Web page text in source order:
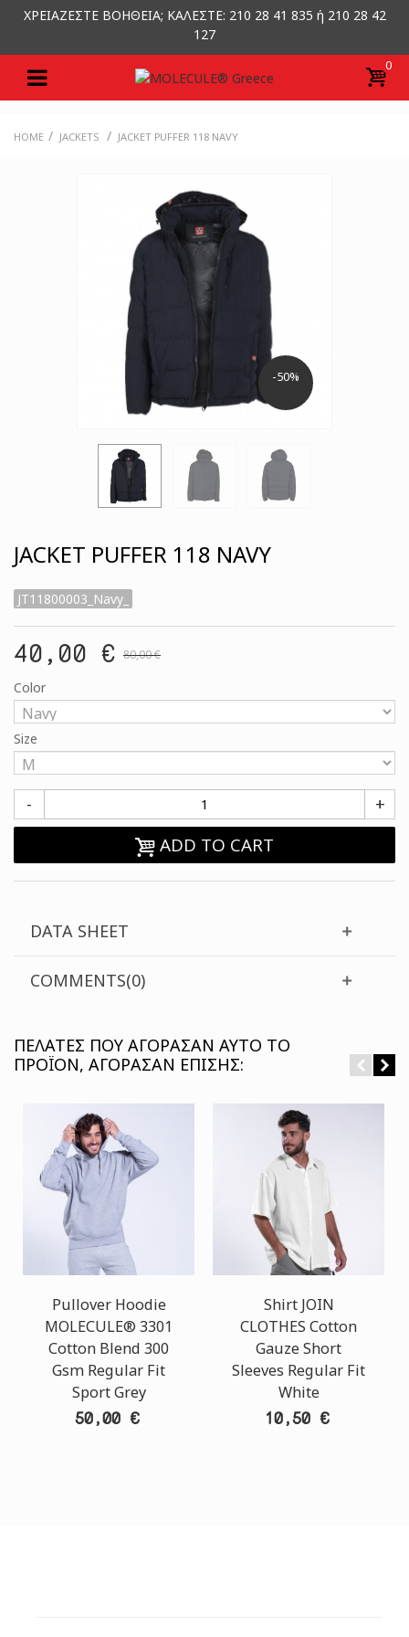
ΧΡΕΙΑΖΕΣΤΕ ΒΟΗΘΕΙΑ; ΚΑΛΕΣΤΕ: 210 28 41 835 ή 210 28 42
127
0
HOME / JACKETS / JACKET PUFFER 118 NAVY
-50%
JACKET PUFFER 118 NAVY
JT11800003_Navy_
40,00 € 80,00 €
Color
Size
- +
ADD TO CART
DATA SHEET
COMMENTS(0)
ΠΕΛΆΤΕΣ ΠΟΥ ΑΓΌΡΑΣΑΝ ΑΥΤΌ ΤΟ
ΠΡΟΪΌΝ, ΑΓΌΡΑΣΑΝ ΕΠΊΣΗΣ:
Pullover Hoodie
MOLECULE® 3301
Cotton Blend 300
Gsm Regular Fit
Sport Grey
50,00 €
Shirt JOIN
CLOTHES Cotton
Gauze Short
Sleeves Regular Fit
White
10,50 €